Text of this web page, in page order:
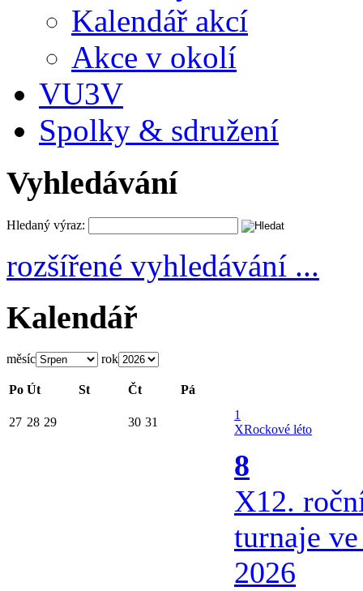
Kalendář akcí
Akce v okolí
VU3V
Spolky & sdružení
Vyhledávání
Hledaný výraz:
rozšířené vyhledávání ...
Kalendář
měsíc rok
Po Út St Čt Pá
27 28 29 30 31
1
XRockové léto
8
X12.
turnaje
2026